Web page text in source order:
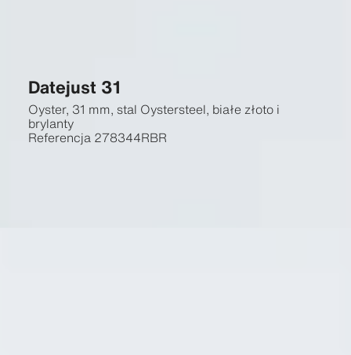
Datejust 31
Oyster, 31 mm, stal Oystersteel, białe złoto i
brylanty
Referencja 278344RBR